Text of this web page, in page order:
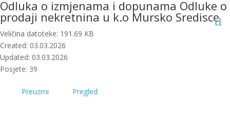
Odluka o izmjenama i dopunama Odluke o
prodaji nekretnina u k.o Mursko Sredisce
Veličina datoteke: 191.69 KB
Created: 03.03.2026
Updated: 03.03.2026
Posjete: 39
Preuzmi Pregled